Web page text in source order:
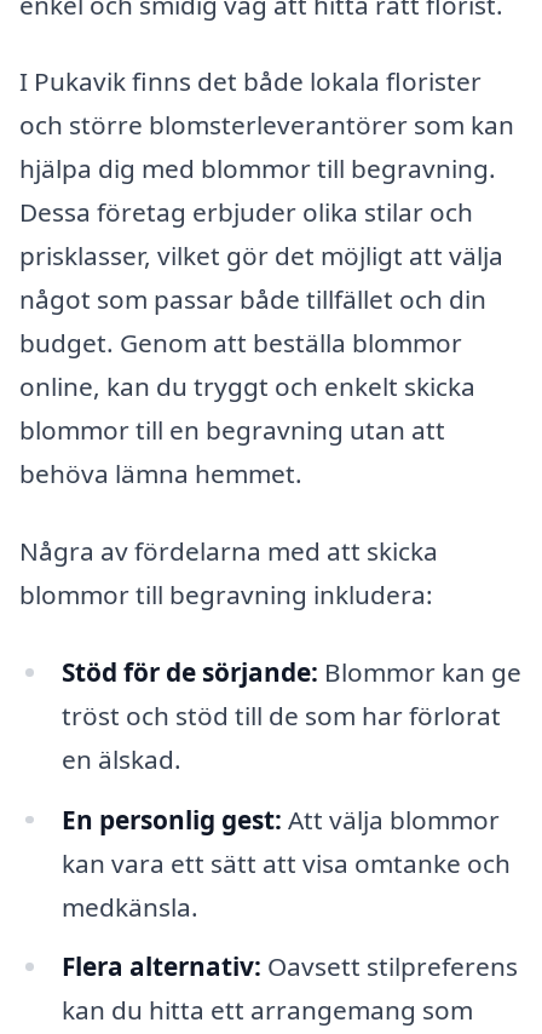
I Pukavik finns det både lokala florister
och större blomsterleverantörer som kan
hjälpa dig med blommor till begravning.
Dessa företag erbjuder olika stilar och
prisklasser, vilket gör det möjligt att välja
något som passar både tillfället och din
budget. Genom att beställa blommor
online, kan du tryggt och enkelt skicka
blommor till en begravning utan att
behöva lämna hemmet.
Några av fördelarna med att skicka
blommor till begravning inkludera:
Stöd för de sörjande: Blommor kan ge
tröst och stöd till de som har förlorat
en älskad.
En personlig gest: Att välja blommor
kan vara ett sätt att visa omtanke och
medkänsla.
Flera alternativ: Oavsett stilpreferens
kan du hitta ett arrangemang som